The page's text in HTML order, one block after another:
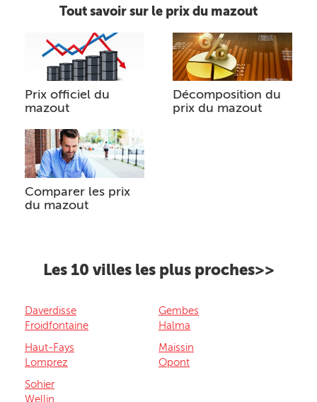
Tout savoir sur le prix du mazout
Prix officiel du
mazout
Décomposition du
prix du mazout
Comparer les prix
du mazout
Les 10 villes les plus proches>>
Daverdisse
Froidfontaine
Gembes
Halma
Haut-Fays
Lomprez
Maissin
Opont
Sohier
Wellin